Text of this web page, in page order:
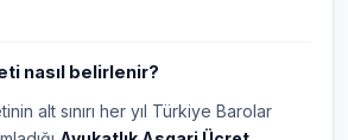
nasıl belirlenir?
alt sınırı her yıl Türkiye Barolar